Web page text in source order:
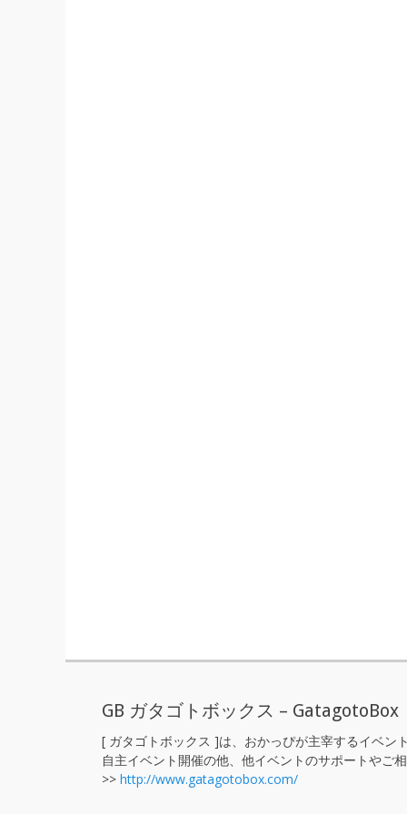
GB ガタゴトボックス – GatagotoBox
[ ガタゴトボックス ]は、おかっぴが主宰するイベン
自主イベント開催の他、他イベントのサポートやご相
>> http://www.gatagotobox.com/